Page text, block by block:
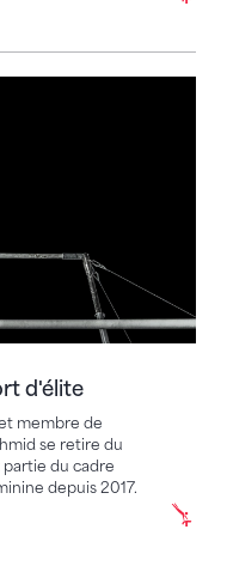
d'élite
membre de
se retire du
partie du cadre
depuis 2017.